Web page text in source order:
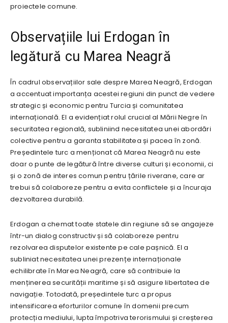
proiectele comune.
Observațiile lui Erdogan în
legătură cu Marea Neagră
În cadrul observațiilor sale despre Marea Neagră, Erdogan
a accentuat importanța acestei regiuni din punct de vedere
strategic și economic pentru Turcia și comunitatea
internațională. El a evidențiat rolul crucial al Mării Negre în
securitatea regională, subliniind necesitatea unei abordări
colective pentru a garanta stabilitatea și pacea în zonă.
Președintele turc a menționat că Marea Neagră nu este
doar o punte de legătură între diverse culturi și economii, ci
și o zonă de interes comun pentru țările riverane, care ar
trebui să colaboreze pentru a evita conflictele și a încuraja
dezvoltarea durabilă.
Erdogan a chemat toate statele din regiune să se angajeze
într-un dialog constructiv și să colaboreze pentru
rezolvarea disputelor existente pe cale pașnică. El a
subliniat necesitatea unei prezențe internaționale
echilibrate în Marea Neagră, care să contribuie la
menținerea securității maritime și să asigure libertatea de
navigație. Totodată, președintele turc a propus
intensificarea eforturilor comune în domenii precum
protecția mediului, lupta împotriva terorismului și creșterea